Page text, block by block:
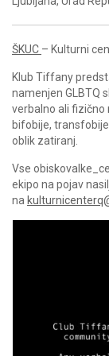
ŠKUC – Kulturni
Klub Tiffany
namenjen GLBTQ
verbalno ali fizično
bifobije,
oblik zatiranj.
Vse
ekipo na pojav
na